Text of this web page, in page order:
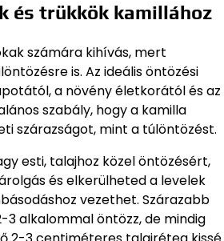
és trükkök kamillához
számára kihívás, mert
is. Az ideális öntözési
a növény életkorától és az
szabály, hogy a kamilla
szárazságot, mint a túlöntözést.
esti, talajhoz közel öntözésért,
és elkerülheted a levelek
vezethet. Szárazabb
alkalommal öntözz, de mindig